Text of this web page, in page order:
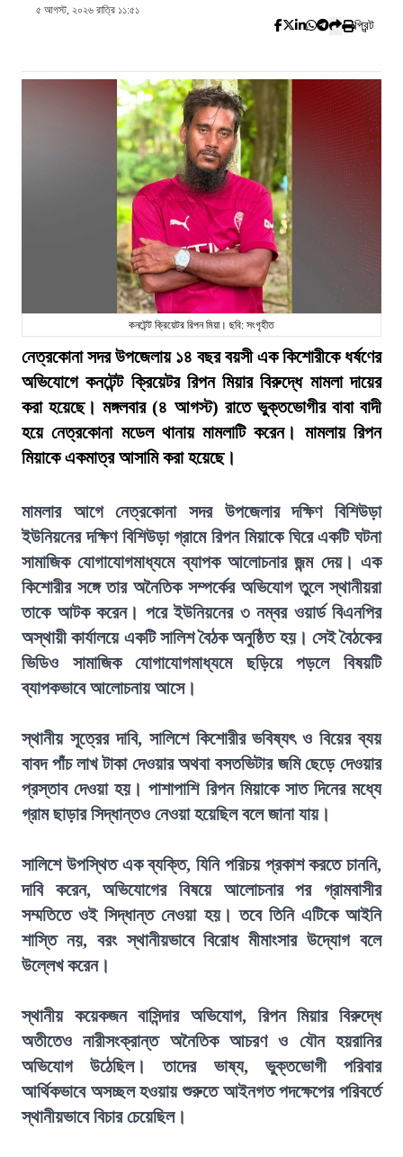
৫ আগস্ট, ২০২৬ রাত্রি ১১:৫১
প্রিন্ট
কনটেন্ট ক্রিয়েটর রিপন মিয়া। ছবি: সংগৃহীত
নেত্রকোনা সদর উপজেলায় ১৪ বছর বয়সী এক কিশোরীকে ধর্ষণের
অভিযোগে কনটেন্ট ক্রিয়েটর রিপন মিয়ার বিরুদ্ধে মামলা দায়ের
করা হয়েছে। মঙ্গলবার (৪ আগস্ট) রাতে ভুক্তভোগীর বাবা বাদী
হয়ে নেত্রকোনা মডেল থানায় মামলাটি করেন। মামলায় রিপন
মিয়াকে একমাত্র আসামি করা হয়েছে।
মামলার আগে নেত্রকোনা সদর উপজেলার দক্ষিণ বিশিউড়া
ইউনিয়নের দক্ষিণ বিশিউড়া গ্রামে রিপন মিয়াকে ঘিরে একটি ঘটনা
সামাজিক যোগাযোগমাধ্যমে ব্যাপক আলোচনার জন্ম দেয়। এক
কিশোরীর সঙ্গে তার অনৈতিক সম্পর্কের অভিযোগ তুলে স্থানীয়রা
তাকে আটক করেন। পরে ইউনিয়নের ৩ নম্বর ওয়ার্ড বিএনপির
অস্থায়ী কার্যালয়ে একটি সালিশ বৈঠক অনুষ্ঠিত হয়। সেই বৈঠকের
ভিডিও সামাজিক যোগাযোগমাধ্যমে ছড়িয়ে পড়লে বিষয়টি
ব্যাপকভাবে আলোচনায় আসে।
স্থানীয় সূত্রের দাবি, সালিশে কিশোরীর ভবিষ্যৎ ও বিয়ের ব্যয়
বাবদ পাঁচ লাখ টাকা দেওয়ার অথবা বসতভিটার জমি ছেড়ে দেওয়ার
প্রস্তাব দেওয়া হয়। পাশাপাশি রিপন মিয়াকে সাত দিনের মধ্যে
গ্রাম ছাড়ার সিদ্ধান্তও নেওয়া হয়েছিল বলে জানা যায়।
সালিশে উপস্থিত এক ব্যক্তি, যিনি পরিচয় প্রকাশ করতে চাননি,
দাবি করেন, অভিযোগের বিষয়ে আলোচনার পর গ্রামবাসীর
সম্মতিতে ওই সিদ্ধান্ত নেওয়া হয়। তবে তিনি এটিকে আইনি
শাস্তি নয়, বরং স্থানীয়ভাবে বিরোধ মীমাংসার উদ্যোগ বলে
উল্লেখ করেন।
স্থানীয় কয়েকজন বাসিন্দার অভিযোগ, রিপন মিয়ার বিরুদ্ধে
অতীতেও নারীসংক্রান্ত অনৈতিক আচরণ ও যৌন হয়রানির
অভিযোগ উঠেছিল। তাদের ভাষ্য, ভুক্তভোগী পরিবার
আর্থিকভাবে অসচ্ছল হওয়ায় শুরুতে আইনগত পদক্ষেপের পরিবর্তে
স্থানীয়ভাবে বিচার চেয়েছিল।